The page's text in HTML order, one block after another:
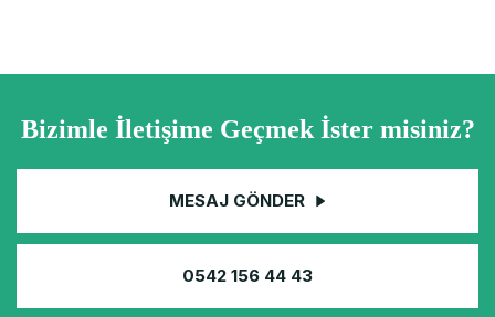
Bizimle İletişime Geçmek İster misiniz?
MESAJ GÖNDER
0542 156 44 43